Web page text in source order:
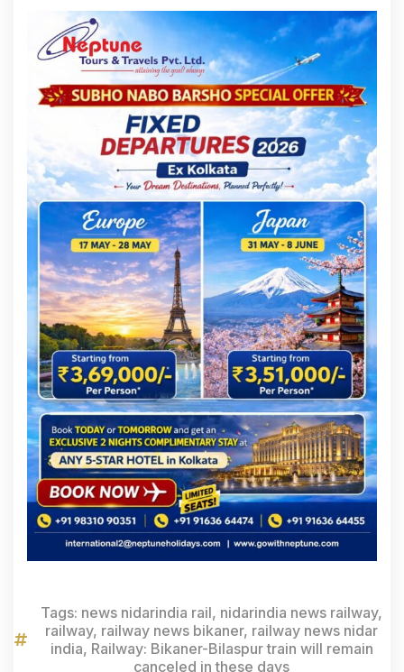
Tags: news nidarindia rail, nidarindia news railway,
railway, railway news bikaner, railway news nidar
india, Railway: Bikaner-Bilaspur train will remain
canceled in these days